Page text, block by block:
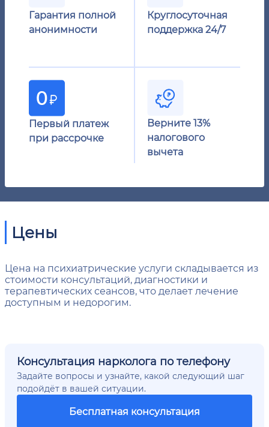
Гарантия полной
анонимности
Круглосуточная
поддержка 24/7
Первый платеж
при рассрочке
Верните 13%
налогового
вычета
Цены
Цена на психиатрические услуги складывается из
стоимости консультаций, диагностики и
терапевтических сеансов, что делает лечение
доступным и недорогим.
Консультация нарколога по телефону
Задайте вопросы и узнайте, какой следующий шаг
подойдёт в вашей ситуации.
Бесплатная консультация